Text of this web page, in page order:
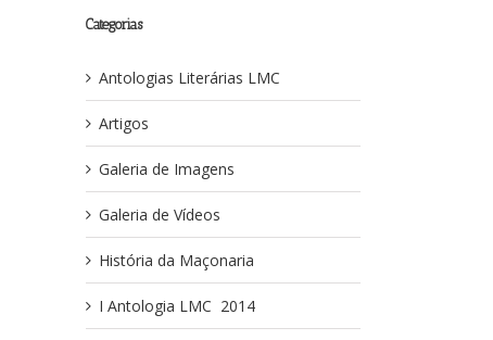
Categorias
Antologias Literárias LMC
Artigos
Galeria de Imagens
Galeria de Vídeos
História da Maçonaria
I Antologia LMC ­ 2014